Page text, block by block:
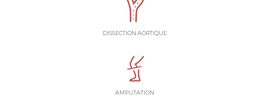
DISSECTION AORTIQUE
AMPUTATION